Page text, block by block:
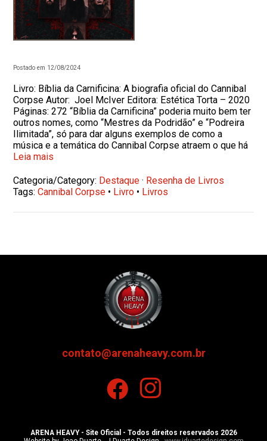
Postado em 12/08/2024
Livro: Bíblia da Carnificina: A biografia oficial do Cannibal
Corpse Autor: Joel McIver Editora: Estética Torta – 2020
Páginas: 272 “Bíblia da Carnificina” poderia muito bem ter
outros nomes, como “Mestres da Podridão” e “Podreira
Ilimitada”, só para dar alguns exemplos de como a
música e a temática do Cannibal Corpse atraem o que há
Leia mais
Categoria/Category: Destaque · Resenha de Livros
Tags:Cannibal Corpse • Livro • Livros
contato@arenaheavy.com.br
ARENA HEAVY - Site Oficial - Todos direitos reservados 2026